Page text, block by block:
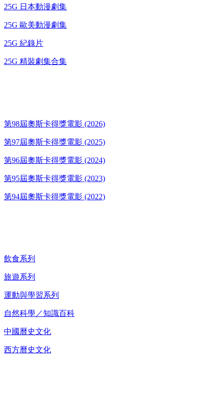
25G 日本動漫劇集
25G 歐美動漫劇集
25G 紀錄片
25G 精裝劇集合集
第98屆奧斯卡得獎電影 (2026)
第97屆奧斯卡得獎電影 (2025)
第96屆奧斯卡得獎電影 (2024)
第95屆奧斯卡得獎電影 (2023)
第94屆奧斯卡得獎電影 (2022)
飲食系列
旅遊系列
運動與學習系列
自然科學／知識百科
中國曆史文化
西方曆史文化